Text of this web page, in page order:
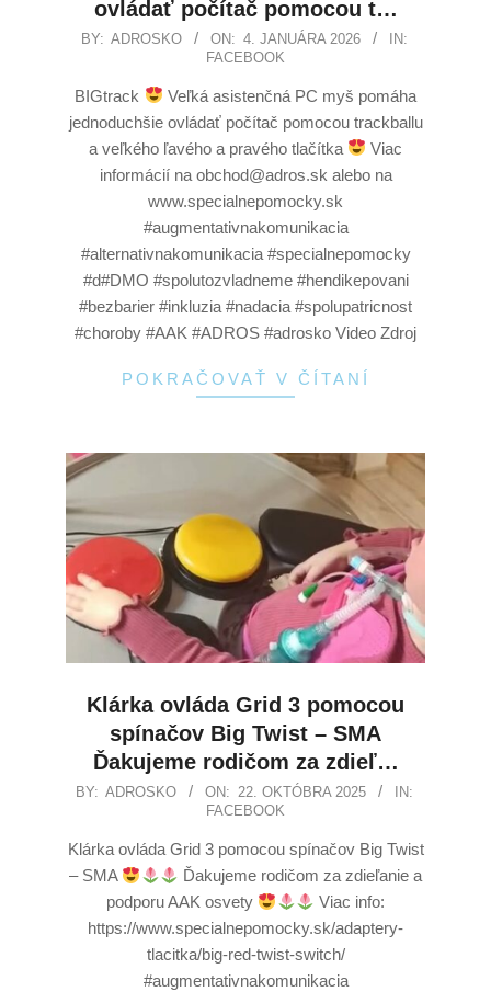
ovládať počítač pomocou t…
BY: ADROSKO ON: 4. JANUÁRA 2026
IN:
FACEBOOK
BIGtrack
Veľká asistenčná PC myš pomáha
jednoduchšie ovládať počítač pomocou trackballu
a veľkého ľavého a pravého tlačítka
Viac
informácií na obchod@adros.sk alebo na
www.specialnepomocky.sk
#augmentativnakomunikacia
#alternativnakomunikacia #specialnepomocky
#d#DMO #spolutozvladneme #hendikepovani
#bezbarier #inkluzia #nadacia #spolupatricnost
#choroby #AAK #ADROS #adrosko Video Zdroj
POKRAČOVAŤ V ČÍTANÍ
Klárka ovláda Grid 3 pomocou
spínačov Big Twist – SMA
Ďakujeme rodičom za zdieľ…
BY: ADROSKO ON: 22. OKTÓBRA 2025
IN:
FACEBOOK
Klárka ovláda Grid 3 pomocou spínačov Big Twist
– SMA
Ďakujeme rodičom za zdieľanie a
podporu AAK osvety
Viac info:
https://www.specialnepomocky.sk/adaptery-
tlacitka/big-red-twist-switch/
#augmentativnakomunikacia